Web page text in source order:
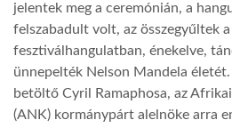
jelentek meg a ceremónián, a
felszabadult volt, az összegyűltek
fesztiválhangulatban, énekelve,
ünnepelték Nelson Mandela
betöltő Cyril Ramaphosa, az
(ANK) kormánypárt alelnöke arra